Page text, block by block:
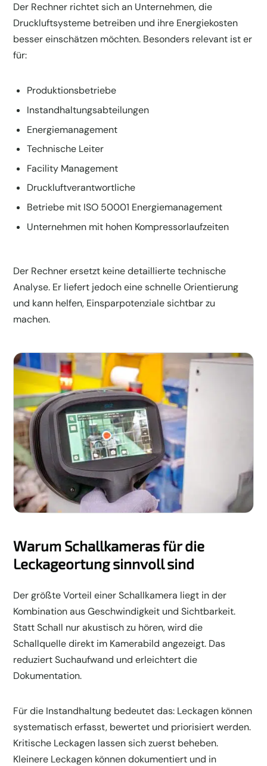
Der Rechner richtet sich an Unternehmen, die
Druckluftsysteme betreiben und ihre Energiekosten
besser einschätzen möchten. Besonders relevant ist er
für:
Produktionsbetriebe
Instandhaltungsabteilungen
Energiemanagement
Technische Leiter
Facility Management
Druckluftverantwortliche
Betriebe mit ISO 50001 Energiemanagement
Unternehmen mit hohen Kompressorlaufzeiten
Der Rechner ersetzt keine detaillierte technische
Analyse. Er liefert jedoch eine schnelle Orientierung
und kann helfen, Einsparpotenziale sichtbar zu
machen.
Warum Schallkameras für die
Leckageortung sinnvoll sind
Der größte Vorteil einer Schallkamera liegt in der
Kombination aus Geschwindigkeit und Sichtbarkeit.
Statt Schall nur akustisch zu hören, wird die
Schallquelle direkt im Kamerabild angezeigt. Das
reduziert Suchaufwand und erleichtert die
Dokumentation.
Für die Instandhaltung bedeutet das: Leckagen können
systematisch erfasst, bewertet und priorisiert werden.
Kritische Leckagen lassen sich zuerst beheben.
Kleinere Leckagen können dokumentiert und in